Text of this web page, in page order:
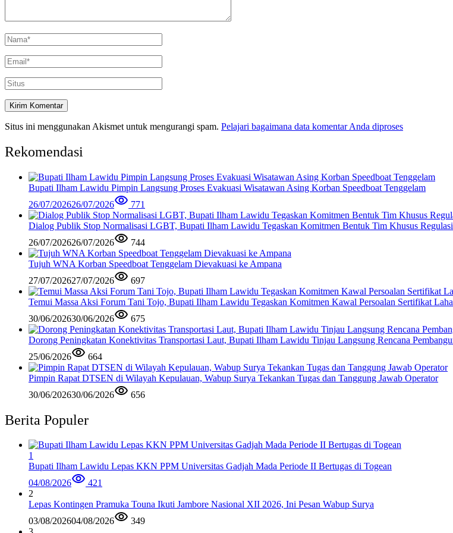
Situs ini menggunakan Akismet untuk mengurangi spam. Pelajari bagaimana data komentar Anda diproses
Rekomendasi
Bupati Ilham Lawidu Pimpin Langsung Proses Evakuasi Wisatawan Asing Korban Speedboat Tenggelam
26/07/202626/07/2026 771
Dialog Publik Stop Normalisasi LGBT, Bupati Ilham Lawidu Tegaskan Komitmen Bentuk Tim Khusus
26/07/202626/07/2026 744
Tujuh WNA Korban Speedboat Tenggelam Dievakuasi ke Ampana
27/07/202627/07/2026 697
Temui Massa Aksi Forum Tani Tojo, Bupati Ilham Lawidu Tegaskan Komitmen Kawal Persoalan Sertifikat
30/06/202630/06/2026 675
Dorong Peningkatan Konektivitas Transportasi Laut, Bupati Ilham Lawidu Tinjau Langsung Rencana
25/06/2026
664
Pimpin Rapat DTSEN di Wilayah Kepulauan, Wabup Surya Tekankan Tugas dan Tanggung Jawab Operator
30/06/202630/06/2026 656
Berita Populer
1
Bupati Ilham Lawidu Lepas KKN PPM Universitas Gadjah Mada Periode II Bertugas di Togean
04/08/2026
421
2
Lepas Kontingen Pramuka Touna Ikuti Jambore Nasional XII 2026, Ini Pesan Wabup Surya
03/08/202604/08/2026
349